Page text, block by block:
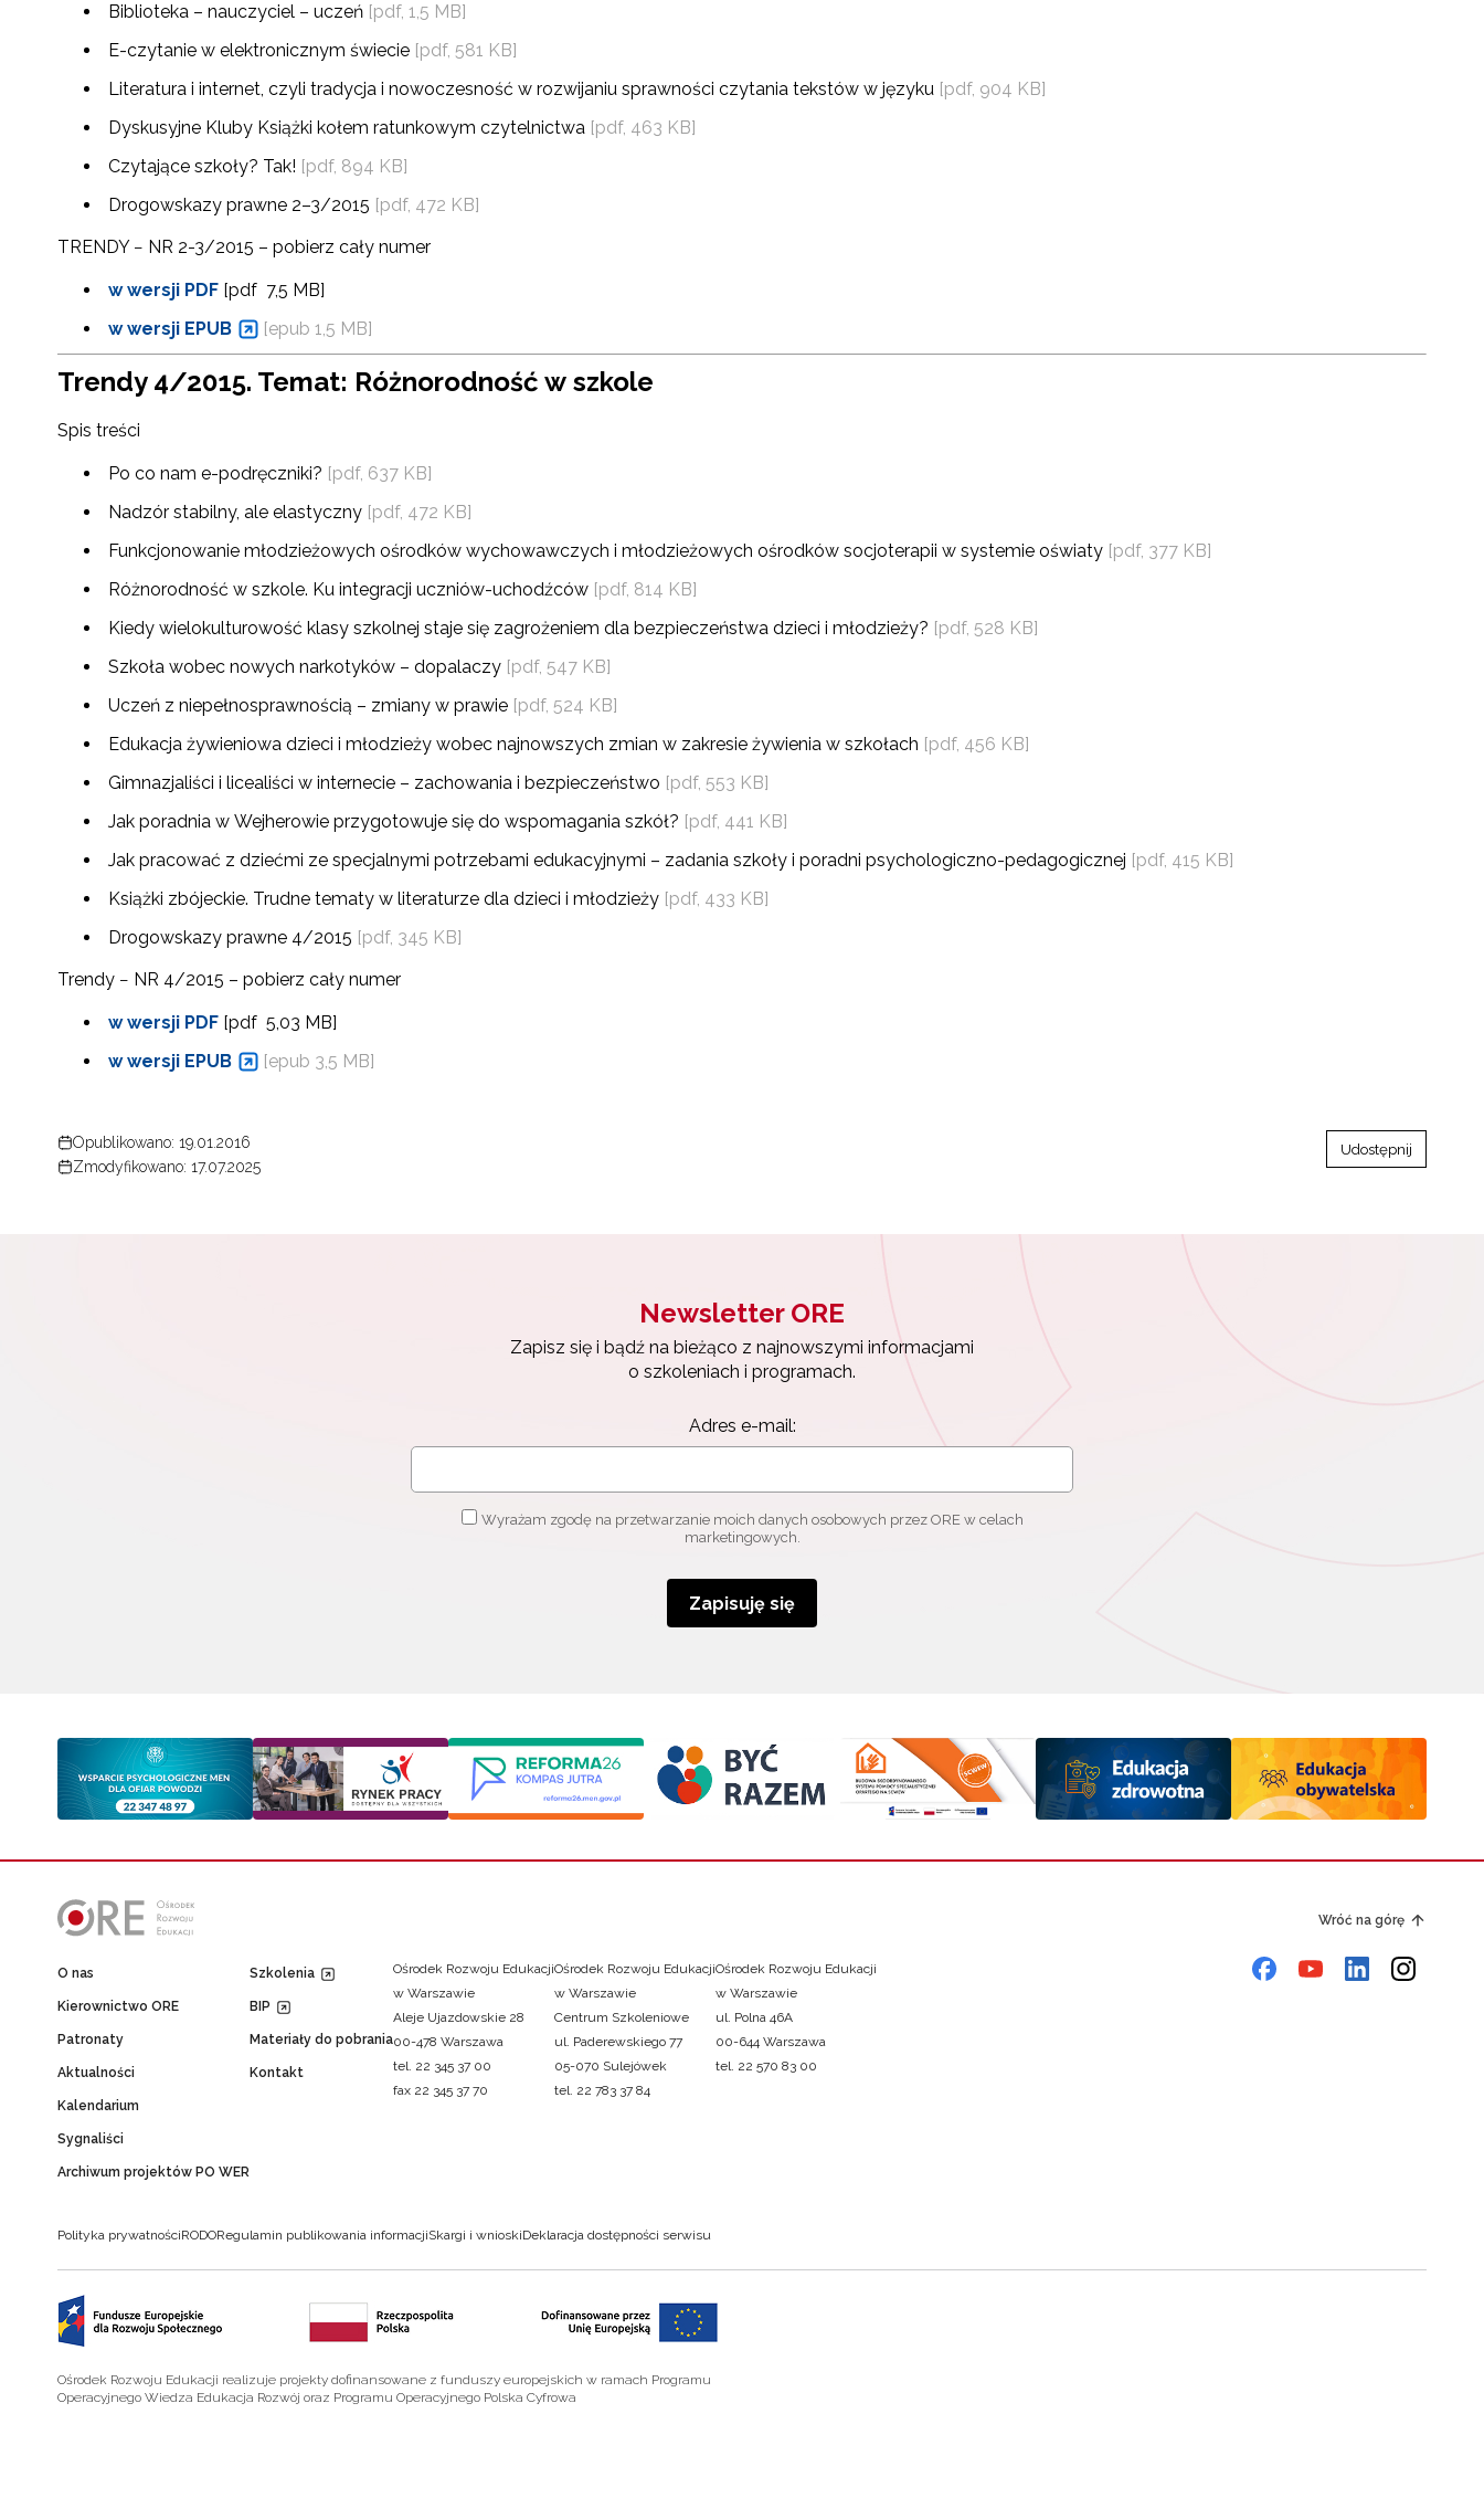
Biblioteka – nauczyciel – uczeń [pdf, 1,5 MB]
E-czytanie w elektronicznym świecie [pdf, 581 KB]
Literatura i internet, czyli tradycja i nowoczesność w rozwijaniu sprawności czytania tekstów w języku [pdf, 904 KB]
Dyskusyjne Kluby Książki kołem ratunkowym czytelnictwa [pdf, 463 KB]
Czytające szkoły? Tak! [pdf, 894 KB]
Drogowskazy prawne 2–3/2015 [pdf, 472 KB]
TRENDY − NR 2-3/2015 – pobierz cały numer
w wersji PDF [pdf 7,5 MB]
w wersji EPUB
[epub 1,5 MB]
Trendy 4/2015. Temat: Różnorodność w szkole
Spis treści
Po co nam e-podręczniki? [pdf, 637 KB]
Nadzór stabilny, ale elastyczny [pdf, 472 KB]
Funkcjonowanie młodzieżowych ośrodków wychowawczych i młodzieżowych ośrodków socjoterapii w systemie oświaty [pdf, 377 KB]
Różnorodność w szkole. Ku integracji uczniów-uchodźców [pdf, 814 KB]
Kiedy wielokulturowość klasy szkolnej staje się zagrożeniem dla bezpieczeństwa dzieci i młodzieży? [pdf, 528 KB]
Szkoła wobec nowych narkotyków – dopalaczy [pdf, 547 KB]
Uczeń z niepełnosprawnością – zmiany w prawie [pdf, 524 KB]
Edukacja żywieniowa dzieci i młodzieży wobec najnowszych zmian w zakresie żywienia w szkołach [pdf, 456 KB]
Gimnazjaliści i licealiści w internecie – zachowania i bezpieczeństwo [pdf, 553 KB]
Jak poradnia w Wejherowie przygotowuje się do wspomagania szkół? [pdf, 441 KB]
Jak pracować z dziećmi ze specjalnymi potrzebami edukacyjnymi – zadania szkoły i poradni psychologiczno-pedagogicznej [pdf, 415 KB]
Książki zbójeckie. Trudne tematy w literaturze dla dzieci i młodzieży [pdf, 433 KB]
Drogowskazy prawne 4/2015 [pdf, 345 KB]
Trendy − NR 4/2015 – pobierz cały numer
w wersji PDF [pdf 5,03 MB]
w wersji EPUB
[epub 3,5 MB]
Opublikowano: 19.01.2016
Zmodyfikowano: 17.07.2025
Udostępnij
Newsletter ORE
Zapisz się i bądź na bieżąco z najnowszymi informacjami
o szkoleniach i programach.
Adres e-mail:
Wyrażam zgodę na przetwarzanie moich danych osobowych przez ORE w celach
marketingowych.
Zapisuję się
Wróć na górę
O nas
Kierownictwo ORE
Patronaty
Aktualności
Kalendarium
Sygnaliści
Archiwum projektów PO WER
Szkolenia
BIP
Materiały do pobrania
Kontakt
Ośrodek Rozwoju Edukacji
w Warszawie
Aleje Ujazdowskie 28
00-478 Warszawa
tel. 22 345 37 00
fax 22 345 37 70
Ośrodek Rozwoju Edukacji
w Warszawie
Centrum Szkoleniowe
ul. Paderewskiego 77
05-070 Sulejówek
tel. 22 783 37 84
Ośrodek Rozwoju Edukacji
w Warszawie
ul. Polna 46A
00-644 Warszawa
tel. 22 570 83 00
Polityka prywatnościRODORegulamin publikowania informacjiSkargi i wnioskiDeklaracja dostępności serwisu
Ośrodek Rozwoju Edukacji realizuje projekty dofinansowane z funduszy europejskich w ramach Programu
Operacyjnego Wiedza Edukacja Rozwój oraz Programu Operacyjnego Polska Cyfrowa
Newsletter ORE
Wyrażam zgodę na przetwarzanie moich danych osobowych przez ORE w
Zapisuję się